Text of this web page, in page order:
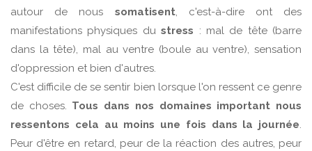
autour de nous somatisent, c'est-à-dire ont des
manifestations physiques dustress : mal de tête (barre
dans la tête), mal au ventre (boule au ventre), sensation
d'oppression et bien d'autres.
C'est difficile de se sentir bien lorsque l'on ressent ce genre
de choses. Tous dans nos domaines important nous
ressentons cela au moins une fois dans la journée.
Peur d'être en retard, peur de la réaction des autres, peur